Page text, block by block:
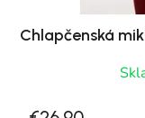
Chlapčenská